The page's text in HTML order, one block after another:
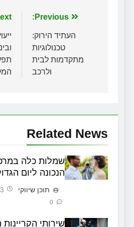
ניווט Previous:
העתיד הירוק:
טכנולוגיות
מתקדמות לבית
ולרכב
Related News
שמלות כלה
הנכונה ליום
תוכן שיווקי 3 שבועות ago
0
שירותי